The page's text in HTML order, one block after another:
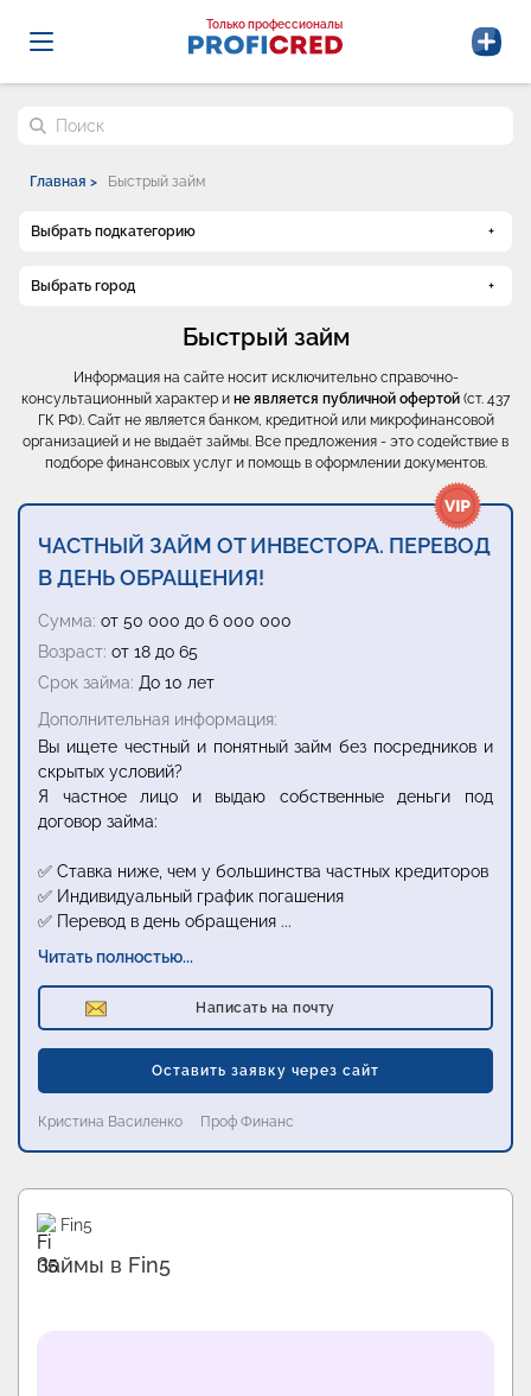
Probrokery - Только профессионалы
Только профессионалы
Поиск по сайту
Главная > Быстрый займ
Выбрать подкатегорию
Выбрать город
Быстрый займ
Информация на сайте носит исключительно справочно-
консультационный характер и не является публичной офертой (ст. 437
ГК РФ). Сайт не является банком, кредитной или микрофинансовой
организацией и не выдаёт займы. Все предложения - это содействие в
подборе финансовых услуг и помощь в оформлении документов.
ЧАСТНЫЙ ЗАЙМ ОТ ИНВЕСТОРА. ПЕРЕВОД
В ДЕНЬ ОБРАЩЕНИЯ!
Сумма: от 50 000 до 6 000 000
Возраст: от 18 до 65
Срок займа: До 10 лет
Дополнительная информация:
Вы ищете честный и понятный займ без посредников и
скрытых условий?
Я частное лицо и выдаю собственные деньги под
договор займа:
✅ Ставка ниже, чем у большинства частных кредиторов
✅ Индивидуальный график погашения
✅ Перевод в день обращения ...
Читать полностью...
Написать на почту
Оставить заявку через сайт
Кристина Василенко Проф Финанс
Промо
Займер
Первый займ бесплатно